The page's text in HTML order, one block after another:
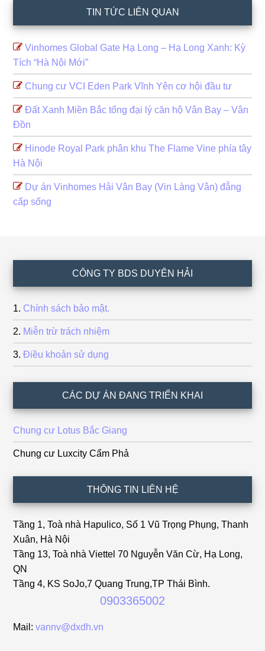
TIN TỨC LIÊN QUAN
Vinhomes Global Gate Hạ Long – Hạ Long Xanh: Kỳ
Tích “Hà Nội Mới”
Chung cư VCI Eden Park Vĩnh Yên cơ hội đầu tư
Đất Xanh Miền Bắc tổng đại lý căn hộ Vân Bay – Vân
Đồn
Hinode Royal Park phân khu The Flame Vine phía tây
Hà Nội
Dự án Vinhomes Hải Vân Bay (Vin Làng Vân) đẵng
cấp sống
CÔNG TY BDS DUYÊN HẢI
Chính sách bảo mật.
Miễn trừ trách nhiệm
Điều khoản sử dụng
CÁC DỰ ÁN ĐANG TRIỂN KHAI
Chung cư Lotus Bắc Giang
Chung cư Luxcity Cẩm Phả
THÔNG TIN LIÊN HỆ
Tầng 1, Toà nhà Hapulico, Số 1 Vũ Trọng Phụng, Thanh
Xuân, Hà Nội
Tầng 13, Toà nhà Viettel 70 Nguyễn Văn Cừ, Hạ Long,
QN
Tầng 4, KS SoJo,7 Quang Trung,TP Thái Bình.
0903365002
Mail:vannv@dxdh.vn